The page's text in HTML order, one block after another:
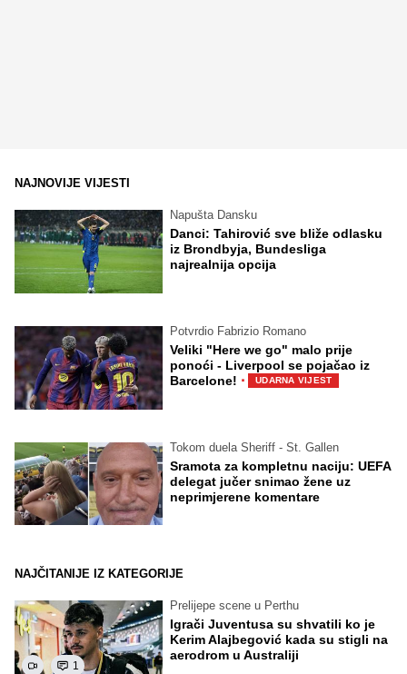
NAJNOVIJE VIJESTI
Napušta Dansku
Danci: Tahirović sve bliže odlasku
iz Brondbyja, Bundesliga
najrealnija opcija
Potvrdio Fabrizio Romano
Veliki "Here we go" malo prije
ponoći - Liverpool se pojačao iz
Barcelone! · UDARNA VIJEST
Tokom duela Sheriff - St. Gallen
Sramota za kompletnu naciju: UEFA
delegat jučer snimao žene uz
neprimjerene komentare
NAJČITANIJE IZ KATEGORIJE
1
Prelijepe scene u Perthu
Igrači Juventusa su shvatili ko je
Kerim Alajbegović kada su stigli na
aerodrom u Australiji